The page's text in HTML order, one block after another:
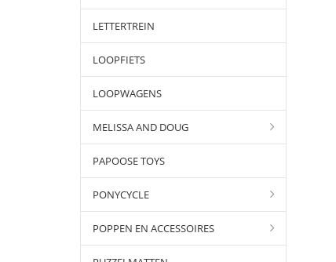
LETTERTREIN
LOOPFIETS
LOOPWAGENS
MELISSA AND DOUG
PAPOOSE TOYS
PONYCYCLE
POPPEN EN ACCESSOIRES